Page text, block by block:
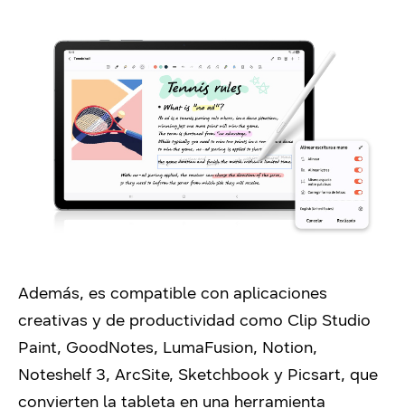
Además, es compatible con aplicaciones
creativas y de productividad como Clip Studio
Paint, GoodNotes, LumaFusion, Notion,
Noteshelf 3, ArcSite, Sketchbook y Picsart, que
convierten la tableta en una herramienta